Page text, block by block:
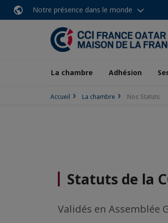
Notre présence dans le monde
La chambre Adhésion
Accueil La chambre Nos Statuts
Statuts de la
Validés en Assemblée